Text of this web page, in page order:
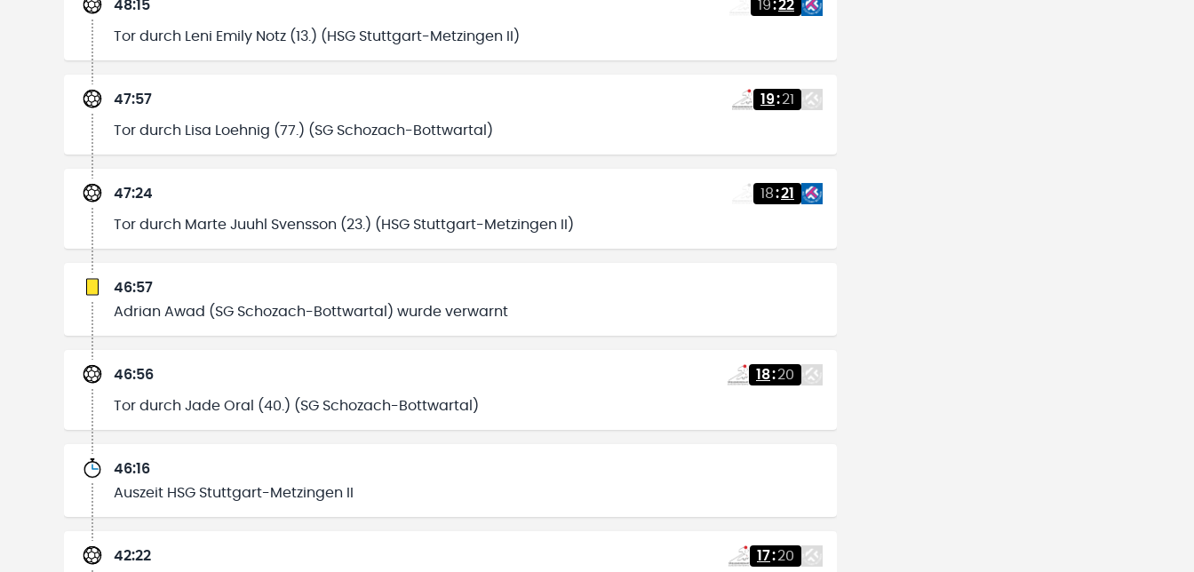
48:15 19:22
Tor durch Leni Emily Notz (13.) (HSG Stuttgart-Metzingen II)
47:57 19:21
Tor durch Lisa Loehnig (77.) (SG Schozach-Bottwartal)
47:24 18:21
Tor durch Marte Juuhl Svensson (23.) (HSG Stuttgart-Metzingen II)
46:57
Adrian Awad (SG Schozach-Bottwartal) wurde verwarnt
46:56 18:20
Tor durch Jade Oral (40.) (SG Schozach-Bottwartal)
46:16
Auszeit HSG Stuttgart-Metzingen II
42:22 17:20